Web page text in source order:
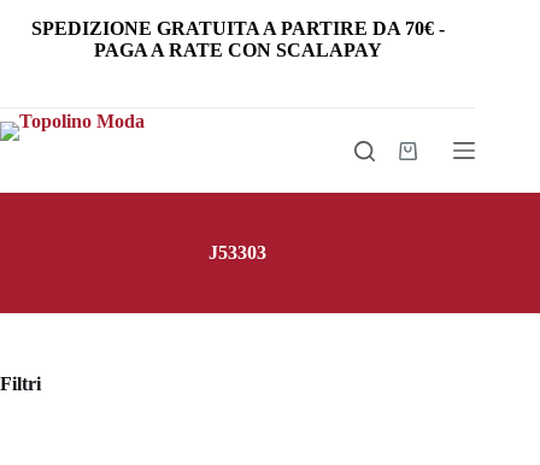
SPEDIZIONE GRATUITA A PARTIRE DA 70€ -
PAGA A RATE CON SCALAPAY
Carrello
J53303
Filtri